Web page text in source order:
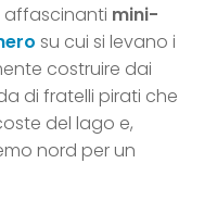
affascinanti mini-
su cui si levano i
costruire dai
di fratelli pirati che
del lago e,
nord per un